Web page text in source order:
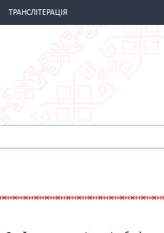
ТРАНСЛІТЕРАЦІЯ